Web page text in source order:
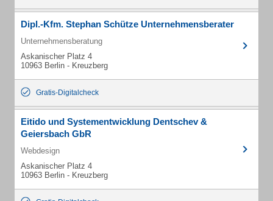
Dipl.-Kfm. Stephan Schütze Unternehmensberater
Unternehmensberatung
Askanischer Platz 4
10963 Berlin - Kreuzberg
Gratis-Digitalcheck
Eitido und Systementwicklung Dentschev &
Geiersbach GbR
Webdesign
Askanischer Platz 4
10963 Berlin - Kreuzberg